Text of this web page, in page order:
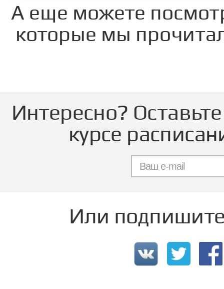
А еще можете
которые мы
Интересно?
курсе
Или